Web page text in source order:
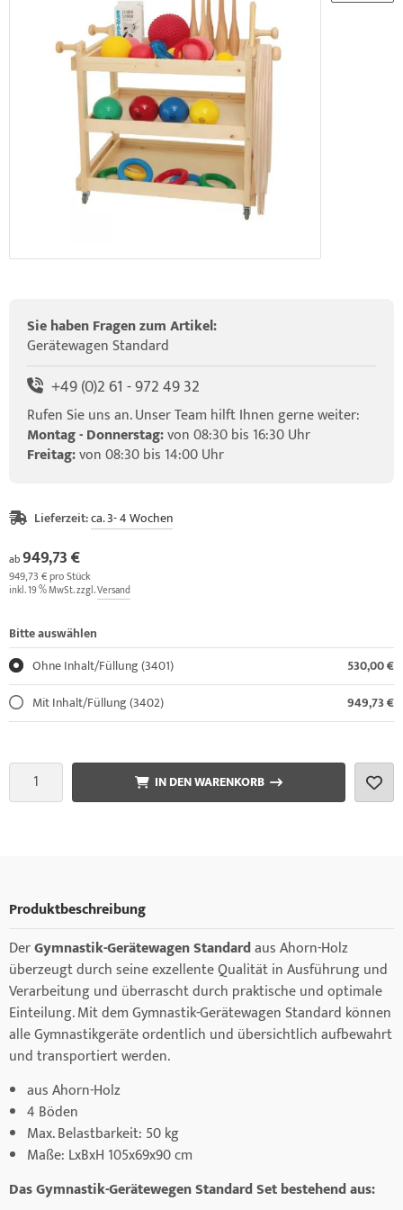
Sie haben Fragen zum Artikel:
Gerätewagen Standard
+49 (0)2 61 - 972 49 32
Rufen Sie uns an. Unser Team hilft Ihnen gerne weiter:
Montag - Donnerstag:von 08:30 bis 16:30 Uhr
Freitag:von 08:30 bis 14:00 Uhr
Lieferzeit:ca. 3- 4 Wochen
ab949,73 €
949,73 € pro Stück
inkl. 19 % MwSt. zzgl.Versand
Bitte auswählen
Ohne Inhalt/Füllung (3401)
530,00 €
Mit Inhalt/Füllung (3402)
949,73 €
IN DEN WARENKORB
Produktbeschreibung
DerGymnastik-GerätewagenStandardaus Ahorn-Holz
überzeugt durch seine exzellente Qualität in Ausführung und
Verarbeitung und überrascht durch praktische und optimale
Einteilung. Mit dem Gymnastik-Gerätewagen Standard können
alle Gymnastikgeräte ordentlich und übersichtlich aufbewahrt
und transportiert werden.
aus Ahorn-Holz
4 Böden
Max. Belastbarkeit: 50 kg
Maße: LxBxH 105x69x90 cm
Das Gymnastik-Gerätewegen Standard Set bestehend aus:
Gel
Hedge Hock (NEU IM SORTIMENT)
Elasko (NEU IM SORTIMENT)
& Zubehör
Vertikalzug
Trainingstische